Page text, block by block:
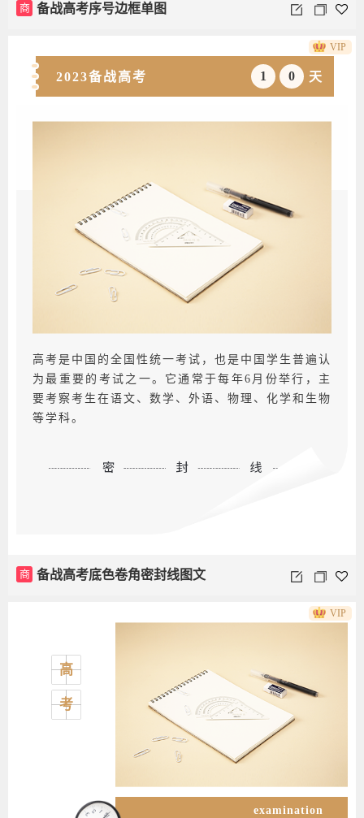
商 备战高考序号边框单图
2023备战高考 1 0 天
高考是中国的全国性统一考试，也是中国学生普遍认
为最重要的考试之一。它通常于每年6月份举行，主
要考察考生在语文、数学、外语、物理、化学和生物
等学科。
商 备战高考底色卷角密封线图文
VIP
高
考
examination
VIP